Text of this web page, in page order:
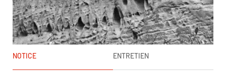
NOTICE ENTRETIEN